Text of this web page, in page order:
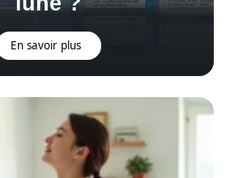
En savoir plus